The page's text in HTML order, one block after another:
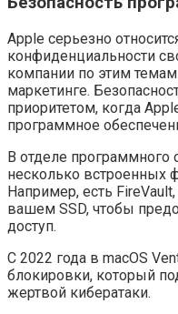
Apple серьезно
конфиденциальности
компании по этим темам
маркетинге.
приоритетом, когда
программное
В отделе программного
несколько встроенных
Например, есть
вашем SSD, чтобы
доступ.
С 2022 года в macOS
блокировки, который
жертвой кибератаки.